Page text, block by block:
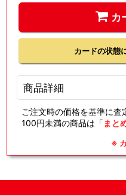
カ
カードの状態
商品詳細
ご注文時の価格を基準に査
100円未満の商品は「 まと
※